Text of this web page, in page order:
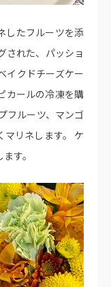
したフルーツを添
された、パッショ
イクドチーズケー
カールの冷凍を購
フルーツ、マンゴ
マリネします。 ケ
す。